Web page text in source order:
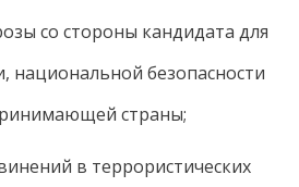
со стороны кандидата для
национальной безопасности
страны;
в террористических